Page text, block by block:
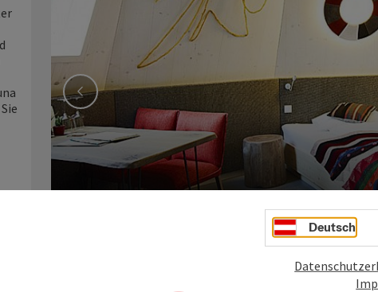
Zweistöckige Tipi-Family-Suite mit Flat-TV,
vorheriges Element
Deutsch